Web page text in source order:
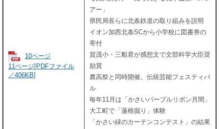
10ページ
11ページ[PDFファイル
／406KB]
アー」
県民局長らに北条鉄道の取り組みを説明
イオン加西北条SCから小学校に図書券の
寄付
賀茂小・三船君が感想文で文部科学大臣奨
励賞
農高祭と同時開催。伝統芸能フェスティバ
ル
毎年11月は「かさいパープルリボン月間」
大工町で「蓮根掘り」体験
「かさい緑のカーテンコンテスト」の結果